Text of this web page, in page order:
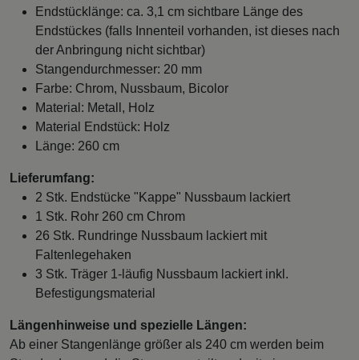
Endstücklänge: ca. 3,1 cm sichtbare Länge des
Endstückes (falls Innenteil vorhanden, ist dieses nach
der Anbringung nicht sichtbar)
Stangendurchmesser: 20 mm
Farbe: Chrom, Nussbaum, Bicolor
Material: Metall, Holz
Material Endstück: Holz
Länge: 260 cm
Lieferumfang:
2 Stk. Endstücke "Kappe" Nussbaum lackiert
1 Stk. Rohr 260 cm Chrom
26 Stk. Rundringe Nussbaum lackiert mit
Faltenlegehaken
3 Stk. Träger 1-läufig Nussbaum lackiert inkl.
Befestigungsmaterial
Längenhinweise und spezielle Längen:
Ab einer Stangenlänge größer als 240 cm werden beim